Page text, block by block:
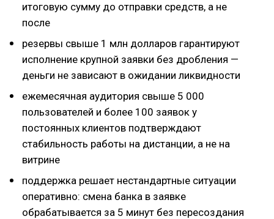
итоговую сумму до отправки средств, а не
после
резервы свыше 1 млн долларов гарантируют
исполнение крупной заявки без дробления —
деньги не зависают в ожидании ликвидности
ежемесячная аудитория свыше 5 000
пользователей и более 100 заявок у
постоянных клиентов подтверждают
стабильность работы на дистанции, а не на
витрине
поддержка решает нестандартные ситуации
оперативно: смена банка в заявке
обрабатывается за 5 минут без пересоздания